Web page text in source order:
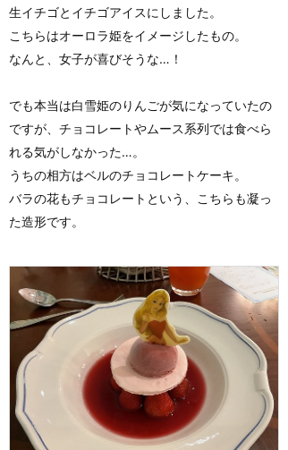
生イチゴとイチゴアイスにしました。
こちらはオーロラ姫をイメージしたもの。
なんと、女子が喜びそうな…！
でも本当は白雪姫のりんごが気になっていたの
ですが、チョコレートやムース系列では食べら
れる気がしなかった…。
うちの相方はベルのチョコレートケーキ。
バラの花もチョコレートという、こちらも凝っ
た造形です。